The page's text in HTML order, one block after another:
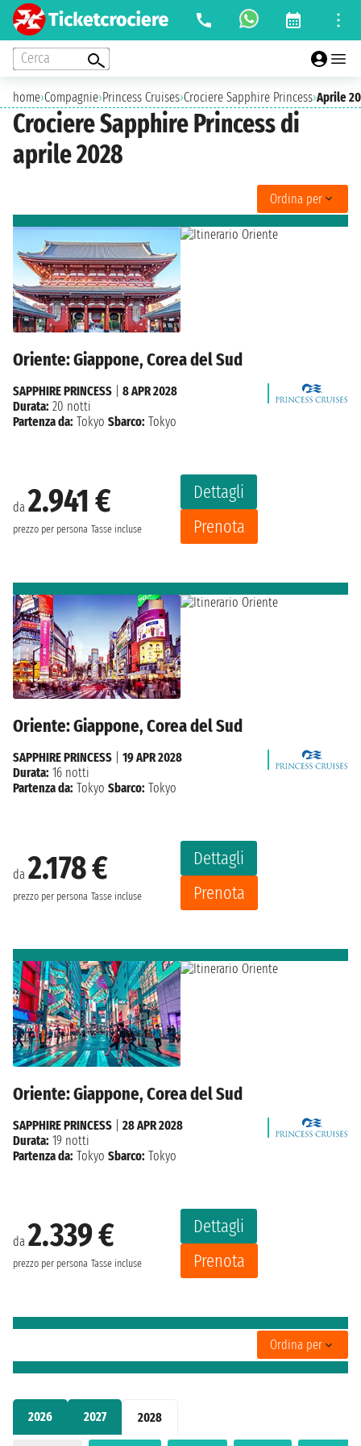
Cerca
home›Compagnie›Princess Cruises›Crociere Sapphire Princess›Aprile
Crociere Sapphire Princess di
aprile 2028
2026 2027 2028
Ordina per
Oriente: Giappone, Corea del Sud
da 2.941 €
prezzo per persona Tasse incluse
Dettagli
Prenota
SAPPHIRE PRINCESS
8 APR 2028
Durata: 20 notti
Partenza da: Tokyo Sbarco: Tokyo
Oriente: Giappone, Corea del Sud
da 2.178 €
prezzo per persona Tasse incluse
Dettagli
Prenota
SAPPHIRE PRINCESS
19 APR 2028
Durata: 16 notti
Partenza da: Tokyo Sbarco: Tokyo
Oriente: Giappone, Corea del Sud
da 2.339 €
prezzo per persona Tasse incluse
Dettagli
Prenota
SAPPHIRE PRINCESS
28 APR 2028
Durata: 19 notti
Partenza da: Tokyo Sbarco: Tokyo
Ordina per